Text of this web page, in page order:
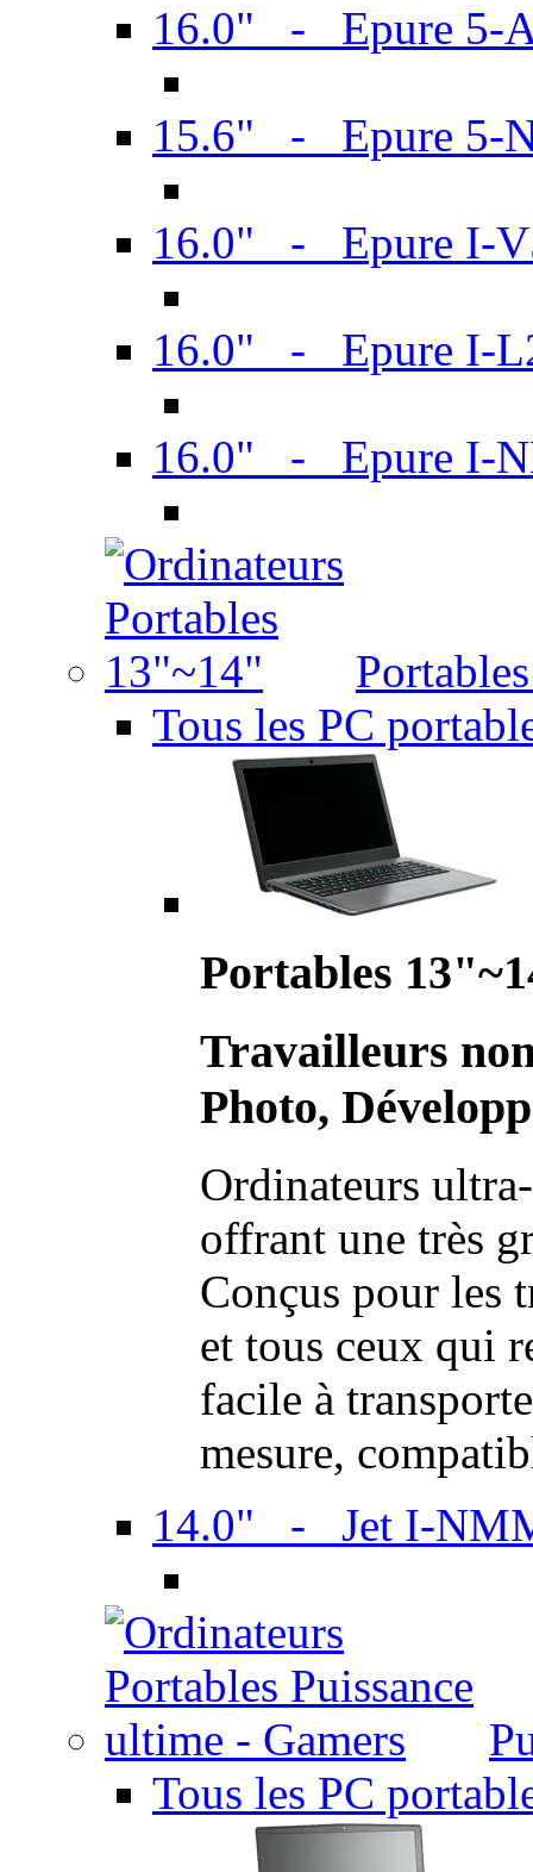
16.0" - Epure 5-
15.6" - Epure 5-
16.0" - Epure I-
16.0" - Epure I-
16.0" - Epure I-
Tous les PC
Portables
Travailleurs
Photo,
Ordinateurs
offrant une très
Conçus pour les
et tous ceux qui
facile à
mesure,
14.0" - Jet I-
Tous les PC